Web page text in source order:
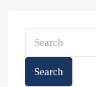
Search